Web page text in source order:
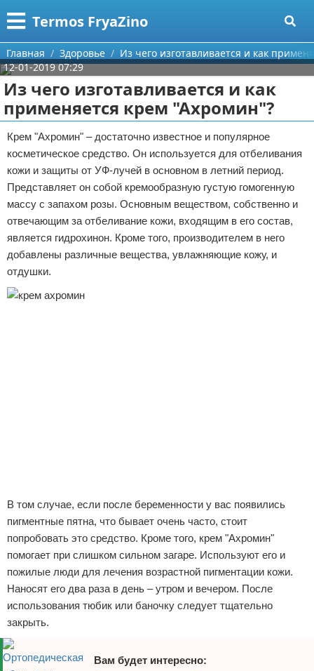
Termos FryaZino
Меню
Главная
Категории
Программирование
Дом и семья
Автомобили
Строительство и ремонт
Здоровье
Компьютеры
Личность
Поиск
О проекте
Контакты
Сотрудничество
Размещение рекламы
Для правообладателей
Условия предоставления информации
Главная Здоровье
Из чего изготавливается и как
12-01-2019 07:29
Из чего изготавливается и как
применяется крем "Ахромин"?
Крем "Ахромин" – достаточно известное и популярное
косметическое средство. Он используется для отбеливания
кожи и защиты от УФ-лучей в основном в летний период.
Представляет он собой кремообразную густую гомогенную
массу с запахом розы. Основным веществом, собственно и
отвечающим за отбеливание кожи, входящим в его состав,
является гидрохинон. Кроме того, производителем в него
добавлены различные вещества, увлажняющие кожу, и
отдушки.
В том случае, если после беременности у вас появились
пигментные пятна, что бывает очень часто, стоит
попробовать это средство. Кроме того, крем "Ахромин"
помогает при слишком сильном загаре. Используют его и
пожилые люди для лечения возрастной пигментации кожи.
Наносят его два раза в день – утром и вечером. После
использования тюбик или баночку следует тщательно
закрыть.
Вам будет интересно: